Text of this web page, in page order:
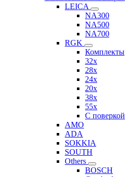
LEICA
NA300
NA500
NA700
RGK
Комплекты
32x
28x
24x
20x
38x
55x
C поверкой
AMO
ADA
SOKKIA
SOUTH
Others
BOSCH